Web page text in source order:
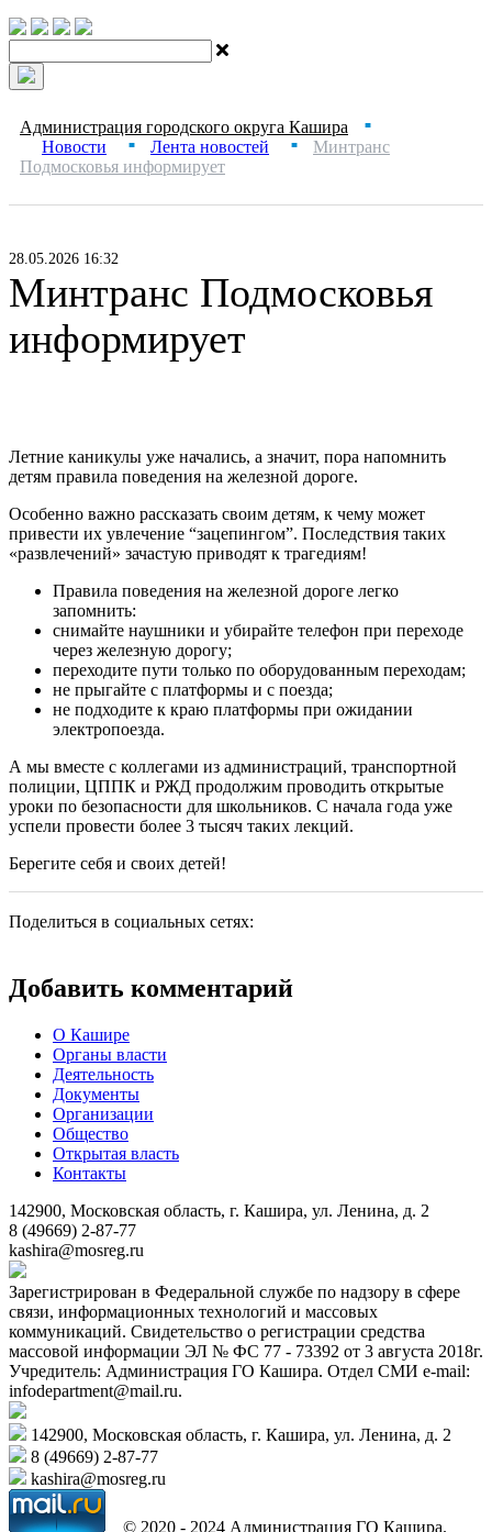
Администрация городского округа Кашира ■
Новости ■ Лента новостей ■
Минтранс
Подмосковья информирует
28.05.2026 16:32
Минтранс Подмосковья
информирует
Летние каникулы уже начались, а значит, пора напомнить
детям правила поведения на железной дороге.
Особенно важно рассказать своим детям, к чему может
привести их увлечение “зацепингом”. Последствия таких
«развлечений» зачастую приводят к трагедиям!
Правила поведения на железной дороге легко
запомнить:
снимайте наушники и убирайте телефон при переходе
через железную дорогу;
переходите пути только по оборудованным переходам;
не прыгайте с платформы и с поезда;
не подходите к краю платформы при ожидании
электропоезда.
А мы вместе с коллегами из администраций, транспортной
полиции, ЦППК и РЖД продолжим проводить открытые
уроки по безопасности для школьников. С начала года уже
успели провести более 3 тысяч таких лекций.
Берегите себя и своих детей!
Поделиться в социальных сетях:
Добавить комментарий
О Кашире
Органы власти
Деятельность
Документы
Организации
Общество
Открытая власть
Контакты
142900, Московская область, г. Кашира, ул. Ленина, д. 2
8 (49669) 2-87-77
kashira@mosreg.ru
Зарегистрирован в Федеральной службе по надзору в сфере
связи, информационных технологий и массовых
коммуникаций. Свидетельство о регистрации средства
массовой информации ЭЛ № ФС 77 - 73392 от 3 августа 2018г.
Учредитель: Администрация ГО Кашира. Отдел СМИ e-mail:
infodepartment@mail.ru.
142900, Московская область, г. Кашира, ул. Ленина, д. 2
8 (49669) 2-87-77
kashira@mosreg.ru
© 2020 - 2024 Администрация ГО Кашира.